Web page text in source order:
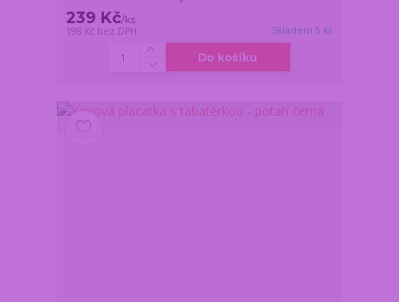
239 Kč/ks
198 Kč bez DPH Skladem 5 ks
Do košíku